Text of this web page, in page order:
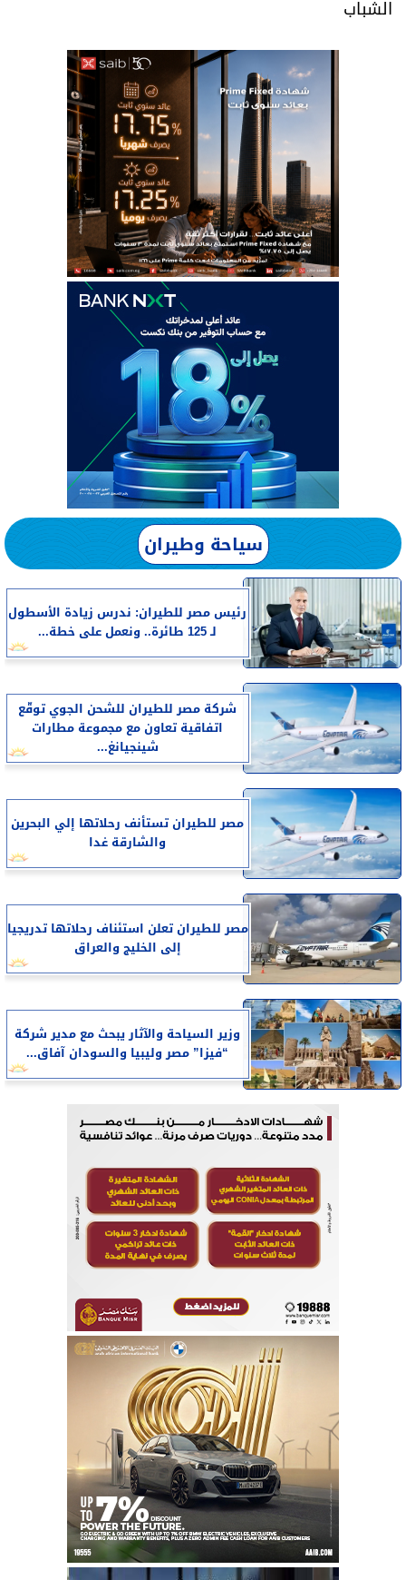
الشباب
سياحة وطيران
رئيس مصر للطيران: ندرس زيادة الأسطول
لـ 125 طائرة.. ونعمل على خطة...
شركة مصر للطيران للشحن الجوي توقّع
اتفاقية تعاون مع مجموعة مطارات
شينجيانغ...
مصر للطيران تستأنف رحلاتها إلي البحرين
والشارقة غدا
مصر للطيران تعلن استئناف رحلاتها تدريجيا
إلى الخليج والعراق
وزير السياحة والآثار يبحث مع مدير شركة
“فيزا” مصر وليبيا والسودان آفاق...